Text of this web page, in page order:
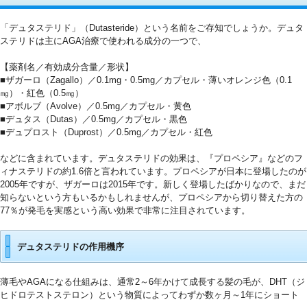
「デュタステリド」（Dutasteride）という名前をご存知でしょうか。デュタ
ステリドは主にAGA治療で使われる成分の一つで、
【薬剤名／有効成分含量／形状】
■ザガーロ（Zagallo）／0.1mg・0.5mg／カプセル・薄いオレンジ色（0.1
㎎）・紅色（0.5㎎）
■アボルブ（Avolve）／0.5mg／カプセル・黄色
■デュタス（Dutas）／0.5mg／カプセル・黒色
■デュプロスト（Duprost）／0.5mg／カプセル・紅色
などに含まれています。デュタステリドの効果は、『プロペシア』などのフ
ィナステリドの約1.6倍と言われています。プロペシアが日本に登場したのが
2005年ですが、ザガーロは2015年です。新しく登場したばかりなので、まだ
知らないという方もいるかもしれませんが、プロペシアから切り替えた方の
77％が発毛を実感という高い効果で非常に注目されています。
デュタステリドの作用機序
薄毛やAGAになる仕組みは、通常2～6年かけて成長する髪の毛が、DHT（ジ
ヒドロテストステロン）という物質によってわずか数ヶ月～1年にショート